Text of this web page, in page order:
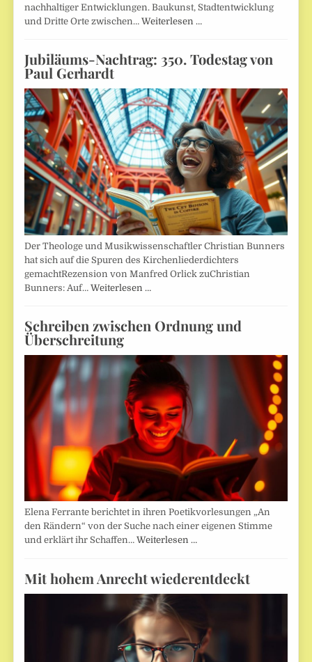
nachhaltiger Entwicklungen. Baukunst, Stadtentwicklung
und Dritte Orte zwischen…Weiterlesen …
Jubiläums-Nachtrag: 350. Todestag von
Paul Gerhardt
Der Theologe und Musikwissenschaftler Christian Bunners
hat sich auf die Spuren des Kirchenliederdichters
gemachtRezension von Manfred Orlick zuChristian
Bunners: Auf…Weiterlesen …
Schreiben zwischen Ordnung und
Überschreitung
Elena Ferrante berichtet in ihren Poetikvorlesungen „An
den Rändern“ von der Suche nach einer eigenen Stimme
und erklärt ihr Schaffen…Weiterlesen …
Mit hohem Anrecht wiederentdeckt